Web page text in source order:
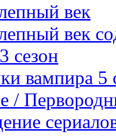
век
век
сезон
вампира 5
/